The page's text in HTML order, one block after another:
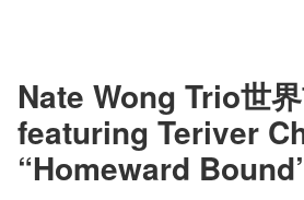
Nate Wong Trio世
featuring Teriver
“Homeward